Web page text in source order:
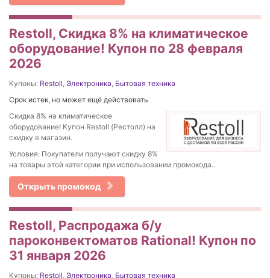
Restoll, Скидка 8% на климатическое
оборудование! Купон по 28 февраля
2026
Купоны: Restoll, Электроника, Бытовая техника
Срок истек, но может ещё действовать
Скидка 8% на климатическое
оборудование! Купон Restoll (Рестолл) на
скидку в магазин.
Условия: Покупатели получают скидку 8%
на товары этой категории при использовании промокода..
Открыть промокод
Restoll, Распродажа б/у
пароконвектоматов Rational! Купон по
31 января 2026
Купоны: Restoll, Электроника, Бытовая техника